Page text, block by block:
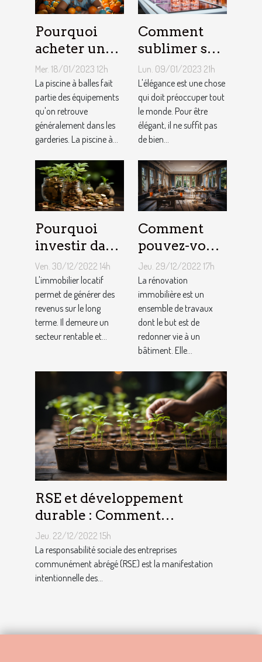
Pourquoi
acheter une
piscine à
balles à son
bébé ?
Mer. 18/01/2023 12h
La piscine à balles fait
partie des équipements
qu'on retrouve
généralement dans les
garderies. La piscine à...
Comment
sublimer ses
ongles ?
Lun. 09/01/2023 21h
L'élégance est une chose
qui doit préoccuper tout
le monde. Pour être
élégant, il ne suffit pas
de bien...
Pourquoi
investir dans
l'immobilier
?
Ven. 30/12/2022 14h
L'immobilier locatif
permet de générer des
revenus sur le long
terme. Il demeure un
secteur rentable et...
Comment
pouvez-vous
faire une
rénovation
immobilière
?
Jeu. 29/12/2022 17h
La rénovation
immobilière est un
ensemble de travaux
dont le but est de
redonner vie à un
bâtiment. Elle...
RSE et développement
durable : Comment
décrocher vite un emploi
avec ce profil ?
Jeu. 22/12/2022 15h
La responsabilité sociale des entreprises
communément abrégé (RSE) est la manifestation
intentionnelle des...